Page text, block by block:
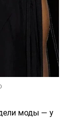
моды — у